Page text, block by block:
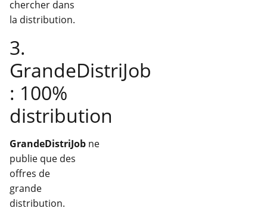
chercher dans
la distribution.
3.
GrandeDistriJob
: 100%
distribution
GrandeDistriJob ne
publie que des
offres de
grande
distribution.